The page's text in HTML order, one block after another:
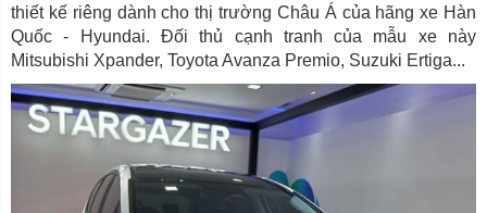
thiết kế riêng dành cho thị trường Châu Á của hãng xe Hàn
Quốc - Hyundai. Đối thủ cạnh tranh của mẫu xe này
Mitsubishi Xpander, Toyota Avanza Premio, Suzuki Ertiga...